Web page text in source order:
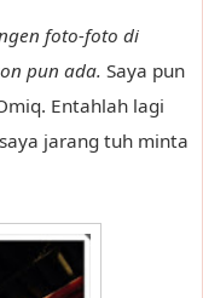
foto-foto di
pun ada. Saya pun
Entahlah lagi
jarang tuh minta